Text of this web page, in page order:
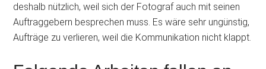
deshalb nützlich, weil sich der Fotograf auch mit seinen
Auftraggebern besprechen muss. Es wäre sehr ungünstig,
Aufträge zu verlieren, weil die Kommunikation nicht klappt.